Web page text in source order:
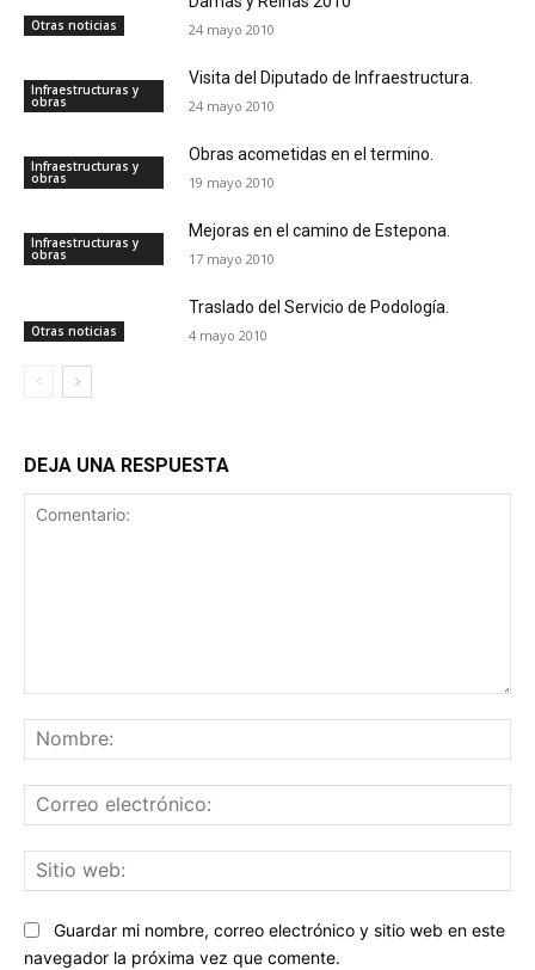
Otras noticias 24 mayo 2010
Infraestructuras y
obras
Visita del Diputado de Infraestructura.
24 mayo 2010
Infraestructuras y
obras
Obras acometidas en el termino.
19 mayo 2010
Infraestructuras y
obras
Mejoras en el camino de Estepona.
17 mayo 2010
Otras noticias
Traslado del Servicio de Podología.
4 mayo 2010
DEJA UNA RESPUESTA
Guardar mi nombre, correo electrónico y sitio web en este
navegador la próxima vez que comente.